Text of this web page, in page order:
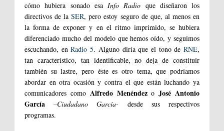
cómo hubiera sonado esa Info Radio que diseñaron los
directivos de laSER, pero estoy seguro de que, al menos en
la forma de exponer y en el ritmo imprimido, se hubiera
diferenciado mucho del modelo que hemos oído, y seguimos
escuchando, enRadio 5. Alguno diría que el tono deRNE,
tan característico, tan identificable, no deja de constituir
también su lastre, pero éste es otro tema, que podríamos
abordar en otra ocasión y contra el que están luchando ya
comunicadores como Alfredo MenéndezoJosé Antonio
García –Ciudadano García- desde sus respectivos
programas.